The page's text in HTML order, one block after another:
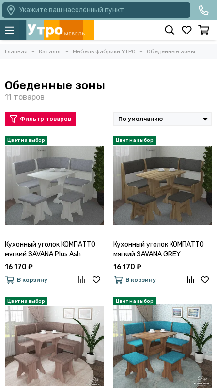
Укажите ваш населённый пункт
Главная Каталог Мебель фабрики УТРО Обеденные зоны
Обеденные зоны
Фильтр товаров
Кухонный уголок КОМПАТТО
мягкий SAVANA Plus Ash
16 170 ₽
В корзину
Кухонный уголок КОМПАТТО
мягкий SAVANA GREY
16 170 ₽
В корзину